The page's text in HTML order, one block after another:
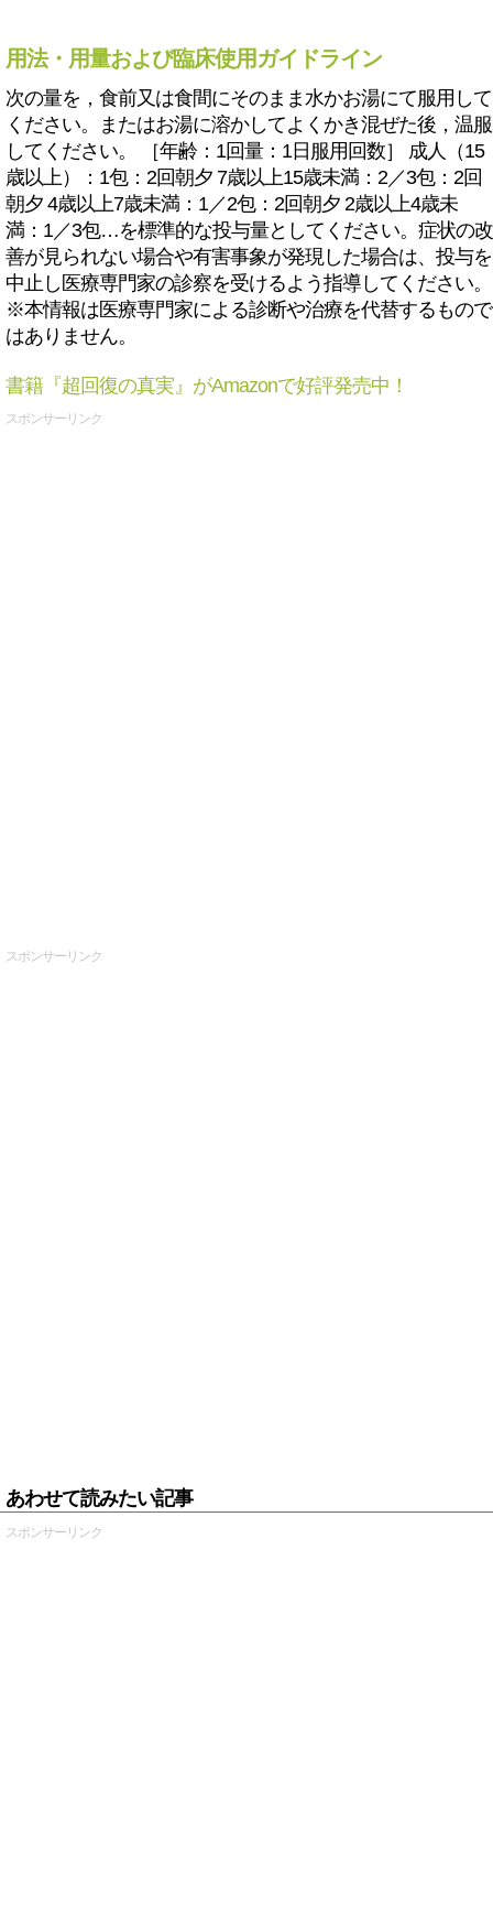
用法・用量および臨床使用ガイドライン
次の量を，食前又は食間にそのまま水かお湯にて服用して
ください。またはお湯に溶かしてよくかき混ぜた後，温服
してください。 ［年齢：1回量：1日服用回数］ 成人（15
歳以上）：1包：2回朝夕 7歳以上15歳未満：2／3包：2回
朝夕 4歳以上7歳未満：1／2包：2回朝夕 2歳以上4歳未
満：1／3包…を標準的な投与量としてください。症状の改
善が見られない場合や有害事象が発現した場合は、投与を
中止し医療専門家の診察を受けるよう指導してください。
※本情報は医療専門家による診断や治療を代替するもので
はありません。
書籍『超回復の真実』がAmazonで好評発売中！
スポンサーリンク
スポンサーリンク
あわせて読みたい記事
スポンサーリンク